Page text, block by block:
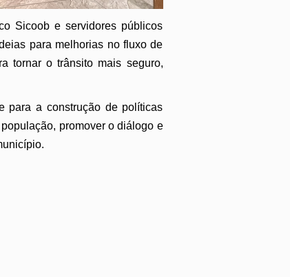
Sicoob e servidores públicos
para melhorias no fluxo de
tornar o trânsito mais seguro,
para a construção de políticas
promover o diálogo e